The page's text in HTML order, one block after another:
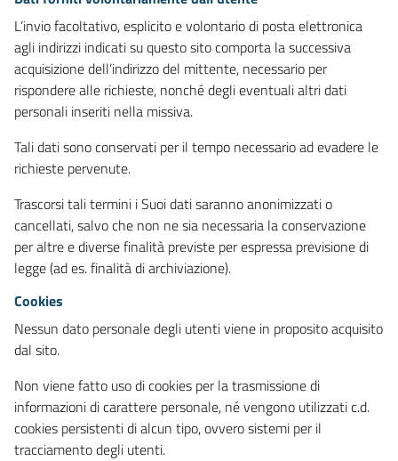
L’invio facoltativo, esplicito e volontario di posta elettronica
agli indirizzi indicati su questo sito comporta la successiva
acquisizione dell’indirizzo del mittente, necessario per
rispondere alle richieste, nonché degli eventuali altri dati
personali inseriti nella missiva.
Tali dati sono conservati per il tempo necessario ad evadere le
richieste pervenute.
Trascorsi tali termini i Suoi dati saranno anonimizzati o
cancellati, salvo che non ne sia necessaria la conservazione
per altre e diverse finalità previste per espressa previsione di
legge (ad es. finalità di archiviazione).
Cookies
Nessun dato personale degli utenti viene in proposito acquisito
dal sito.
Non viene fatto uso di cookies per la trasmissione di
informazioni di carattere personale, né vengono utilizzati c.d.
cookies persistenti di alcun tipo, ovvero sistemi per il
tracciamento degli utenti.